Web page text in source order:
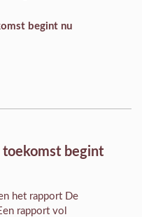
begint nu
toekomst begint
het rapport De
rapport vol